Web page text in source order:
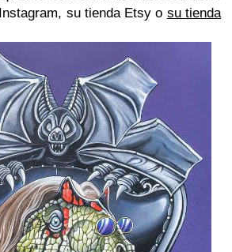
su tienda Etsy o su tienda